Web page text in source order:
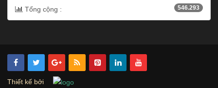
546.293
Tổng cộng :
Thiết kế bởi